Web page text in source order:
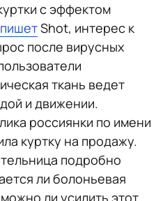
с эффектом
пишетShot, интерес к
после вирусных
ткань ведет
и движении.
россиянки по имени
куртку на продажу.
подробно
ли болоньевая
ли усилить этот